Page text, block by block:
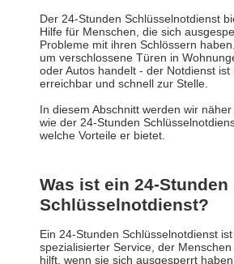
Der 24-Stunden Schlüsselnotdienst
Hilfe für Menschen, die sich
Probleme mit ihren Schlössern
um verschlossene Türen in
oder Autos handelt - der Notdienst
erreichbar und schnell zur Stelle.
In diesem Abschnitt werden wir
wie der 24-Stunden
welche Vorteile er bietet.
Was ist ein 24-Stunden
Schlüsselnotdienst?
Ein 24-Stunden Schlüsselnotdienst
spezialisierter Service, der
hilft, wenn sie sich ausgesperrt